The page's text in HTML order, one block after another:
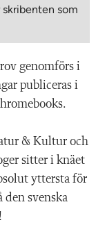
som
genomförs i
publiceras i
& Kultur och
sitter i knäet
yttersta för
den svenska